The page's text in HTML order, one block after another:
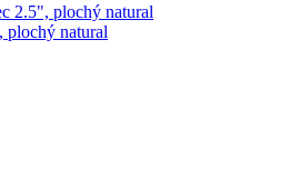
2.5", plochý natural
plochý natural